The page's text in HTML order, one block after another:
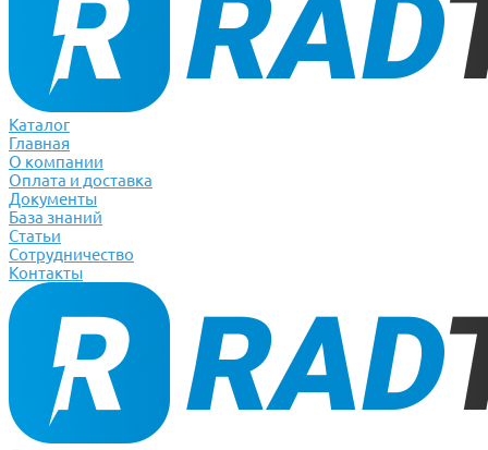
Каталог
Главная
О компании
Оплата и доставка
Документы
База знаний
Статьи
Сотрудничество
Контакты